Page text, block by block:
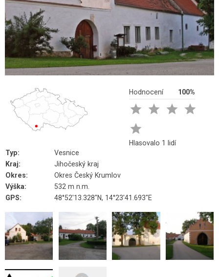
Hodnocení 100%
   

Hlasovalo 1 lidí
Typ:
Vesnice
Kraj:
Jihočeský kraj
Okres:
Okres Český Krumlov
Výška:
532 m n.m.
GPS:
48°52'13.328"N, 14°23'41.693"E